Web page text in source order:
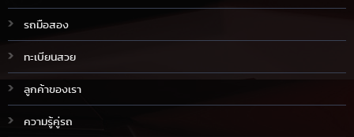
รถมือสอง
ทะเบียนสวย
ลูกค้าของเรา
ความรู้คู่รถ